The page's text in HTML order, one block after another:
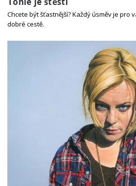
Chcete být šťastnější? Každý úsměv je pro
dobré cestě.